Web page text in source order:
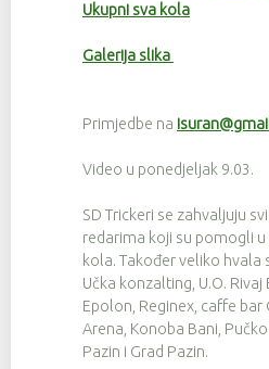
Ukupni sva kola
Galerija slika
Primjedbe na
Video u ponedjeljak 9.03.
SD Trickeri se zahvaljuju
redarima koji su pomogli
kola. Također veliko hvala
Učka konzalting, U.O.
Epolon, Reginex, caffe bar
Arena, Konoba Bani,
Pazin i Grad Pazin.